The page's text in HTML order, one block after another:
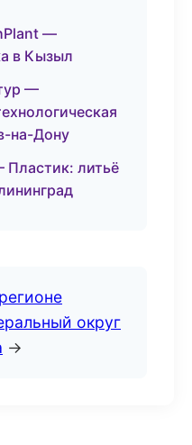
—
в Кызыл
—
на-Дону
литьё
округ
→